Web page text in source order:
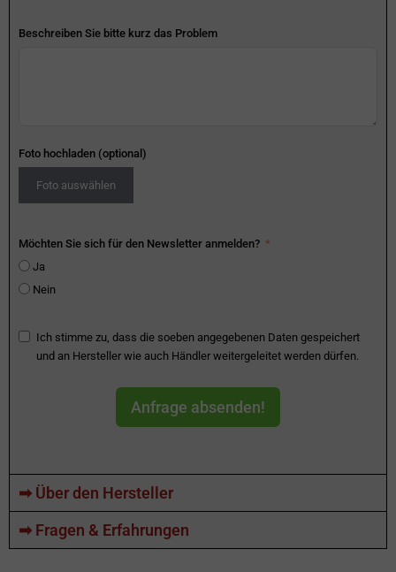
Beschreiben Sie bitte kurz das Problem
Foto hochladen (optional)
Foto auswählen
Möchten Sie sich für den Newsletter anmelden?
Ja
Nein
Ich stimme zu, dass die soeben angegebenen Daten gespeichert
und an Hersteller wie auch Händler weitergeleitet werden dürfen.
Anfrage absenden!
➡ Über den Hersteller
➡ Fragen & Erfahrungen